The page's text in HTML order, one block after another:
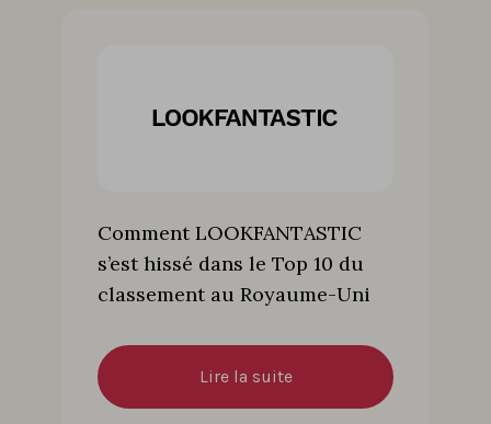
Comment LOOKFANTASTIC
s’est hissé dans le Top 10 du
classement au Royaume-Uni
Lire la suite